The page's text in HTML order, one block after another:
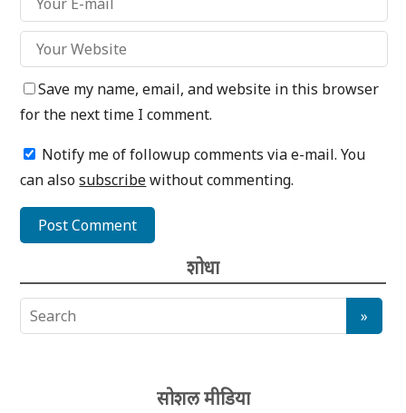
Save my name, email, and website in this browser
for the next time I comment.
Notify me of followup comments via e-mail. You
can alsosubscribewithout commenting.
शोधा
सोशल मीडिया